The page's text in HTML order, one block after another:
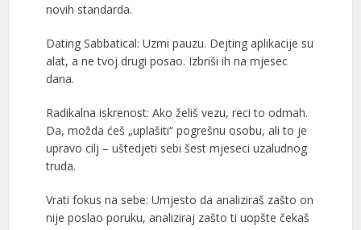
novih standarda.
Dating Sabbatical: Uzmi pauzu. Dejting aplikacije su
alat, a ne tvoj drugi posao. Izbriši ih na mjesec
dana.
Radikalna iskrenost: Ako želiš vezu, reci to odmah.
Da, možda ćeš „uplašiti“ pogrešnu osobu, ali to je
upravo cilj – uštedjeti sebi šest mjeseci uzaludnog
truda.
Vrati fokus na sebe: Umjesto da analiziraš zašto on
nije poslao poruku, analiziraj zašto ti uopšte čekaš